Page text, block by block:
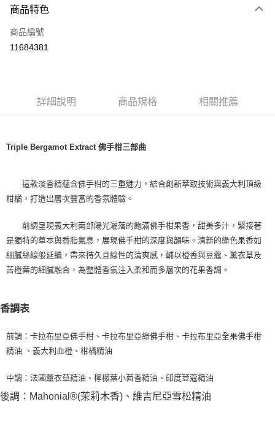
信用卡一次付款
ATM付款
每筆NT$80，滿NT$1,000(含以上)免運費
每筆NT$100，滿NT$1,000(含以上)免運費
每筆NT$80，滿NT$1,000(含以上)免運費
每筆NT$80，滿NT$1,000(含以上)免運費
商品特色
商品編號
11684381
詳細說明 商品規格 相關推薦
Triple Bergamot Extract 佛手柑三部曲
這款淡香精蘊含佛手柑的三重魅力，結合創新萃取技術與義大利頂級
柑橘，打造出層次豐富的香氛體驗。
前調呈現義大利南部陽光灑落的飽滿佛手柑果香，甜美多汁，緊接著
是獨特的草本與香脂氣息，展現佛手柑的深度與韻味。清新的綠色果香如
細膩絲線般延續，帶來持久且線性的清爽感，輔以橙香與豆蔻、薰衣草及
苦橙葉的細膩融合，為整體香氣注入柔和而多層次的花果香調。
香調表
前調：卡拉布里亞佛手柑、卡拉布里亞綠佛手柑、卡拉布里亞全果佛手柑
精油 、義大利血橙、柑橘精油
中調：法國薰衣草精油、檸檬葉小茴香精油、印度荳蔻精油
後調：Mahonial®(茉莉木香)、維吉尼亞雪松精油